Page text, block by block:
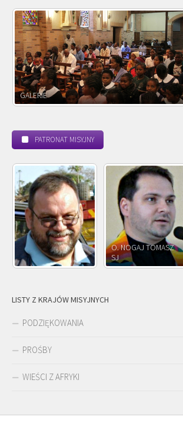
POWOŁANIE MISYJNE
PATRONAT MISYJNY
O. NOGAJ TOMASZ
O. JÓZEF OLEKSY SJ
LISTY Z KRAJÓW MISYJNYCH
PODZIĘKOWANIA
PROŚBY
WIEŚCI Z AFRYKI